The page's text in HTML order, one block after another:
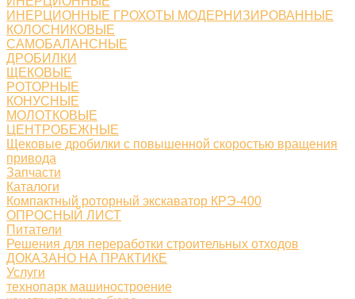
ИНЕРЦИОННЫЕ ГРОХОТЫ МОДЕРНИЗИРОВАННЫЕ
КОЛОСНИКОВЫЕ
САМОБАЛАНСНЫЕ
ДРОБИЛКИ
ЩЕКОВЫЕ
РОТОРНЫЕ
КОНУСНЫЕ
МОЛОТКОВЫЕ
ЦЕНТРОБЕЖНЫЕ
Щековые дробилки с повышенной скоростью вращения
привода
Запчасти
Каталоги
Компактный роторный экскаватор КРЭ-400
ОПРОСНЫЙ ЛИСТ
Питатели
Решения для переработки строительных отходов
ДОКАЗАНО НА ПРАКТИКЕ
Услуги
технопарк машиностроение